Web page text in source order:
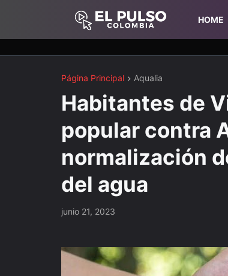
HOME
Página Principal Aqualia
Habitantes de
popular contra
normalización
del agua
junio 21, 2023